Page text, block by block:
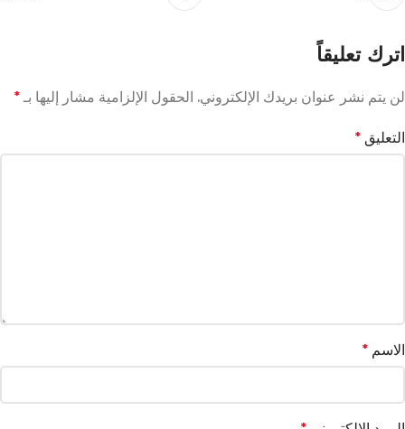
اترك تعليقاً
لن يتم نشر عنوان بريدك الإلكتروني. الحقول الإلزامية مشار إليها بـ *
التعليق *
الاسم *